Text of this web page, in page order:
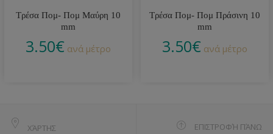
Τρέσα Πομ- Πομ Μαύρη 10
mm
3.50€ ανά μέτρο
Τρέσα Πομ- Πομ Πράσινη 10
mm
3.50€ ανά μέτρο
ΧΆΡΤΗΣ ΕΠΙΣΤΡΟΦΉ ΠΆΝΩ